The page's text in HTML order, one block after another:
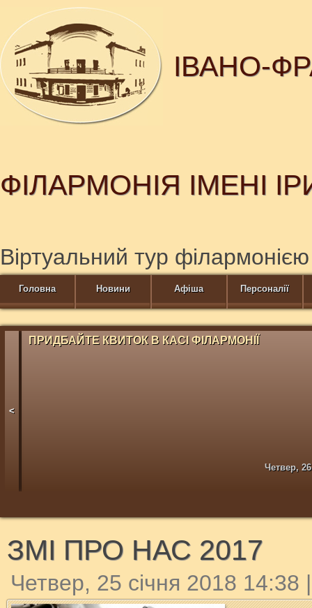
ІВАНО-
ФІЛАРМОНІЯ ІМЕНІ
Віртуальний тур філармонією
Головна Новини Афіша Персоналії
<
ПРИДБАЙТЕ КВИТОК В КАСІ ФІЛАРМОНІЇ
Четвер,
ЗМІ ПРО НАС 2017
Четвер, 25 січня 2018 14:38